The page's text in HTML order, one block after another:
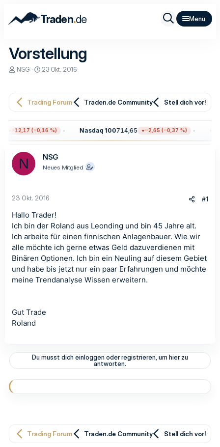
Traden.de
Vorstellung
E
e
r
NSG
E
e
a
m
23 Okt. 2016
Trading Forum Traden.de Community Stell dich vor!
−12,17 (−0,16 %) Nasdaq 100714,65 −2,65 (−0,37 %)
N NSG
Neues Mitglied
23 Okt. 2016 #1
Hallo Trader!
Ich bin der Roland aus Leonding und bin 45 Jahre alt.
Ich arbeite für einen finnischen Anlagenbauer. Wie wir
alle möchte ich gerne etwas Geld dazuverdienen mit
Binären Optionen. Ich bin ein Neuling auf diesem Gebiet
und habe bis jetzt nur ein paar Erfahrungen und möchte
meine Trendanalyse Wissen erweitern.
Gut Trade
Roland
Du musst dich einloggen oder registrieren, um hier zu
antworten.
Trading Forum Traden.de Community Stell dich vor!